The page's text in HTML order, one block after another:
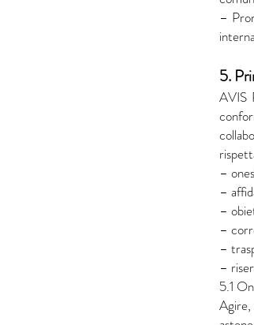
–
5.
AVIS
–
–
–
–
–
–
5.1